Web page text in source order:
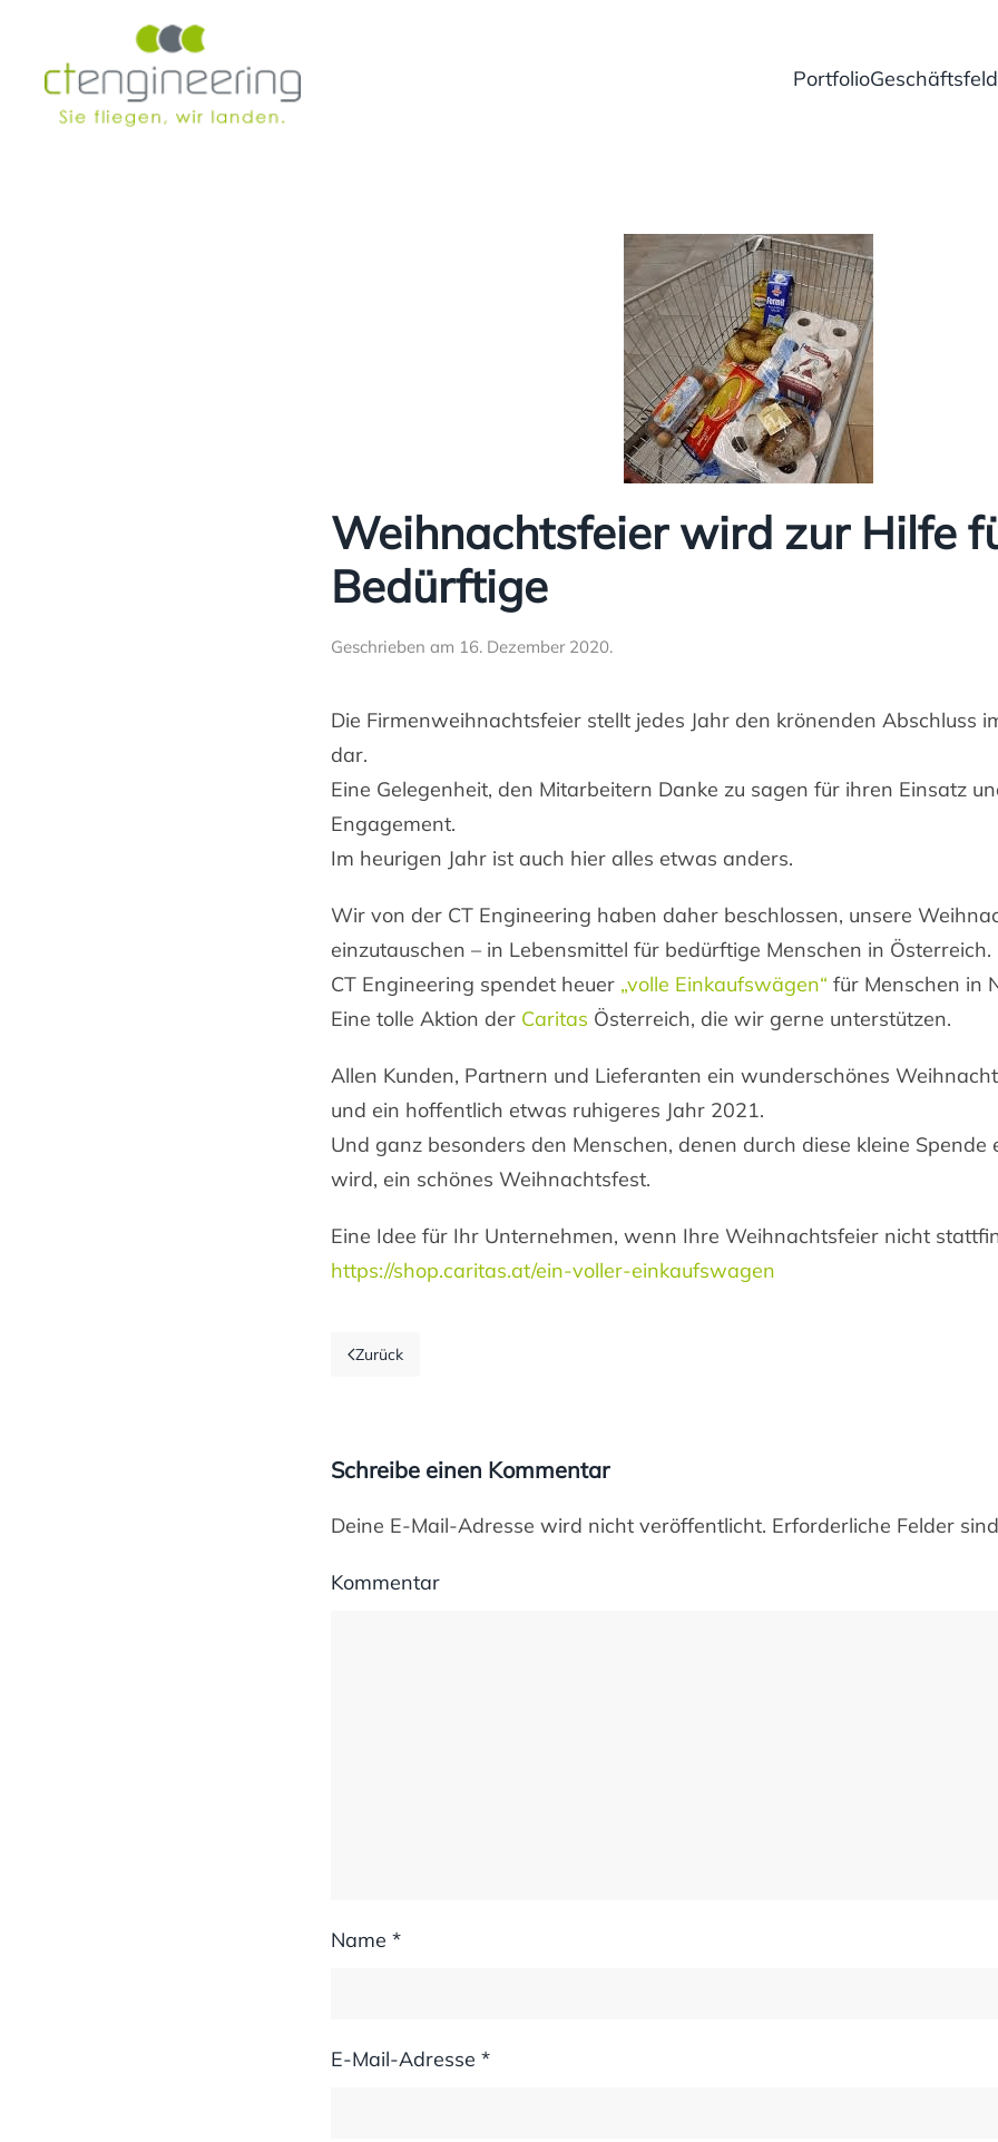
Skip to main content Portfolio
Weihnachtsfeier wird zur Hilfe
Bedürftige
Geschrieben am 16. Dezember 2020.
Die Firmenweihnachtsfeier stellt jedes Jahr den krönenden Abschluss
dar.
Eine Gelegenheit, den Mitarbeitern Danke zu sagen für ihren Einsatz
Engagement.
Im heurigen Jahr ist auch hier alles etwas anders.
Wir von der CT Engineering haben daher beschlossen, unsere
einzutauschen – in Lebensmittel für bedürftige Menschen in Österreich.
CT Engineering spendet heuer „volle Einkaufswägen“ für Menschen in
Eine tolle Aktion der Caritas Österreich, die wir gerne unterstützen.
Allen Kunden, Partnern und Lieferanten ein wunderschönes
und ein hoffentlich etwas ruhigeres Jahr 2021.
Und ganz besonders den Menschen, denen durch diese kleine Spende
wird, ein schönes Weihnachtsfest.
Eine Idee für Ihr Unternehmen, wenn Ihre Weihnachtsfeier nicht
https://shop.caritas.at/ein-voller-einkaufswagen
Zurück
Schreibe einen Kommentar
Deine E-Mail-Adresse wird nicht veröffentlicht. Erforderliche Felder
Kommentar
Name *
E-Mail-Adresse *